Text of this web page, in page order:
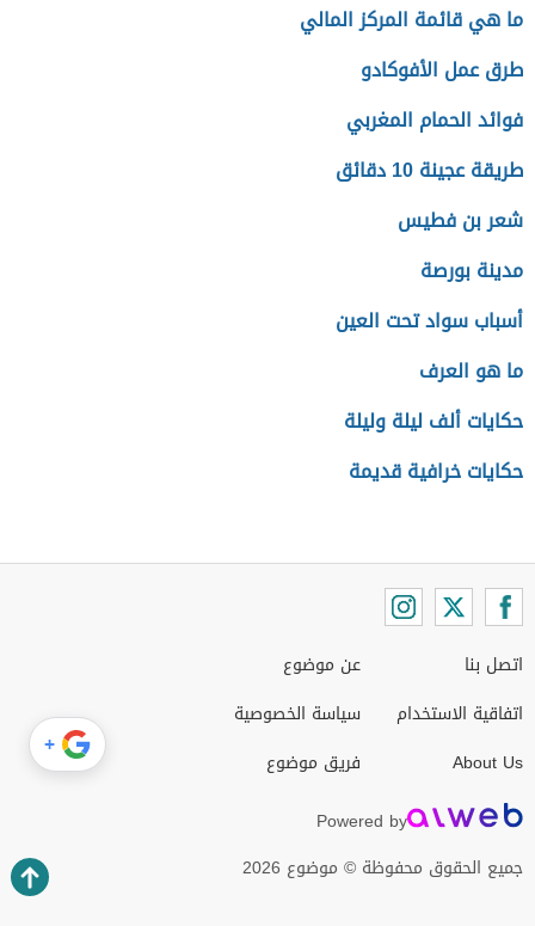
ما هي قائمة المركز المالي
طرق عمل الأفوكادو
فوائد الحمام المغربي
طريقة عجينة 10 دقائق
شعر بن فطيس
مدينة بورصة
أسباب سواد تحت العين
ما هو العرف
حكايات ألف ليلة وليلة
حكايات خرافية قديمة
اتصل بنا
اتفاقية الاستخدام
About Us
عن موضوع
سياسة الخصوصية
فريق موضوع
Powered by
جميع الحقوق محفوظة © موضوع 2026
+